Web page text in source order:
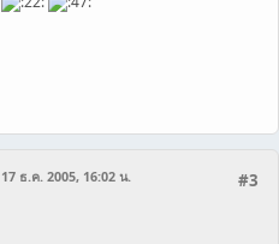
#3
17 ธ.ค. 2005, 16:02 น.